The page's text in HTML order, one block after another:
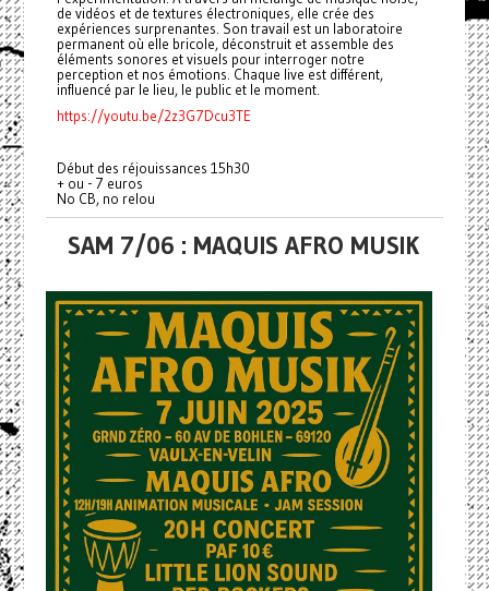
de vidéos et de textures électroniques, elle crée des
expériences surprenantes. Son travail est un laboratoire
permanent où elle bricole, déconstruit et assemble des
éléments sonores et visuels pour interroger notre
perception et nos émotions. Chaque live est différent,
influencé par le lieu, le public et le moment.
https://youtu.be/2z3G7Dcu3TE
Début des réjouissances 15h30
+ ou - 7 euros
No CB, no relou
SAM 7/06 : MAQUIS AFRO MUSIK